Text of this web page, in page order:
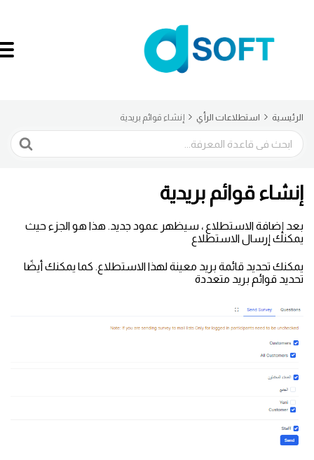
الرئيسية استطلاعات الرأي إنشاء قوائم بريدية
البحث
إنشاء قوائم بريدية
بعد إضافة الاستطلاع ، سيظهر عمود جديد. هذا هو الجزء حيث
يمكنك إرسال الاستطلاع
يمكنك تحديد قائمة بريد معينة لهذا الاستطلاع. كما يمكنك أيضًا
تحديد قوائم بريد متعددة